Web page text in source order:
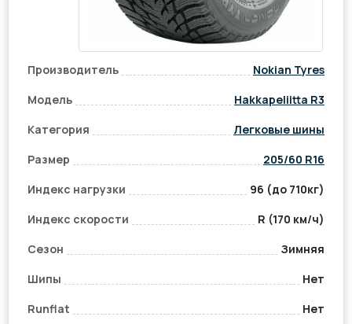
Производитель
Nokian Tyres
Модель
Hakkapeliitta R3
Категория
Легковые шины
Размер
205/60 R16
Индекс нагрузки
96 (до 710кг)
Индекс скорости
R (170 км/ч)
Сезон
Зимняя
Шипы
Нет
Runflat
Нет